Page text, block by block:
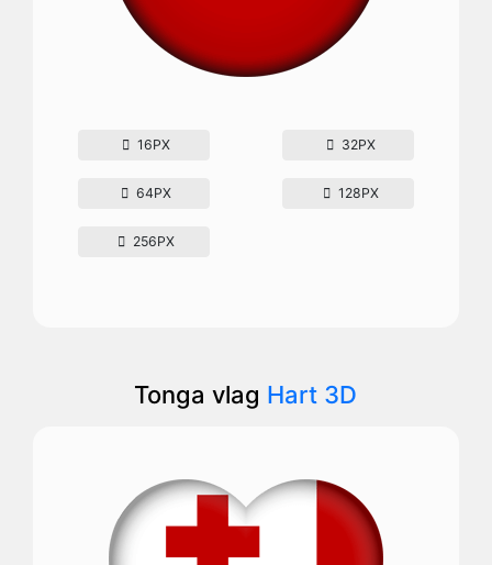
16PX 32PX
64PX 128PX
256PX
Tonga vlag Hart 3D